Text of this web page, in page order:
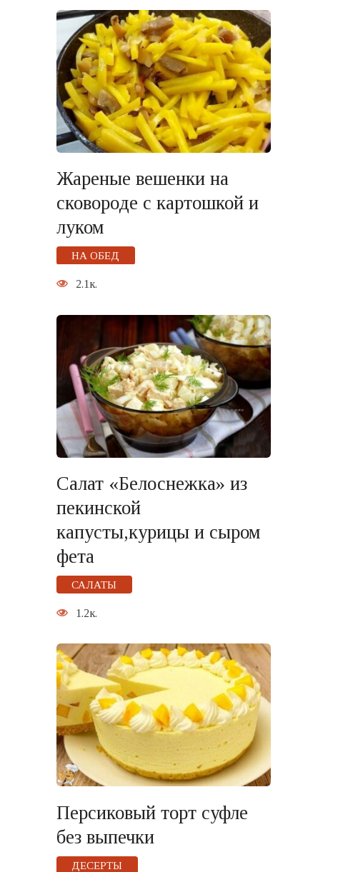
Жареные вешенки на
сковороде с картошкой и
луком
НА ОБЕД
2.1к.
Салат «Белоснежка» из
пекинской
капусты,курицы и сыром
фета
САЛАТЫ
1.2к.
Персиковый торт суфле
без выпечки
ДЕСЕРТЫ